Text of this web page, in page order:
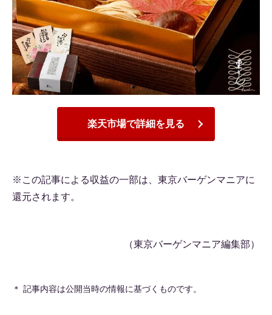
楽天市場で詳細を見る
※この記事による収益の一部は、東京バーゲンマニアに
還元されます。
（東京バーゲンマニア編集部）
＊ 記事内容は公開当時の情報に基づくものです。